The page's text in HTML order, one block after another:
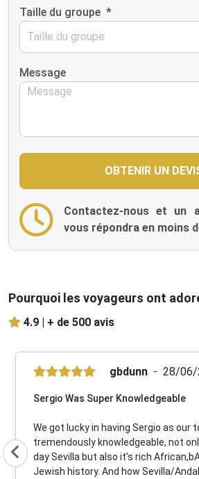
Taille du groupe *
Message
Contactez-nous et un
vous répondra en moins
Pourquoi les voyageurs ont
4.9 | + de 500 avis
gbdunn 28/06/
Sergio Was Super Knowledgeable
We got lucky in having Sergio as our
tremendously knowledgeable, not
day Sevilla but also it's rich
Jewish history. And how Sevilla/